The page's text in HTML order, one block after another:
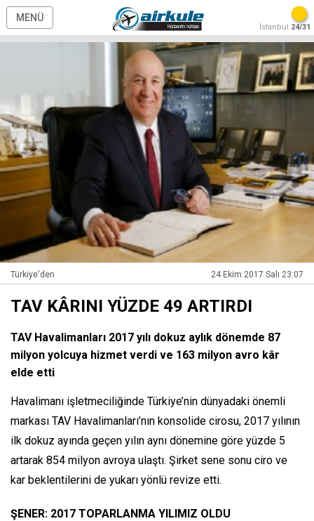
MENÜ
İstanbul 24/31
Türkiye'den 24 Ekim 2017 Salı 23:07
TAV KÂRINI YÜZDE 49 ARTIRDI
TAV Havalimanları 2017 yılı dokuz aylık dönemde 87
milyon yolcuya hizmet verdi ve 163 milyon avro kâr
elde etti
Havalimanı işletmeciliğinde Türkiye’nin dünyadaki önemli
markası TAV Havalimanları’nın konsolide cirosu, 2017 yılının
ilk dokuz ayında geçen yılın aynı dönemine göre yüzde 5
artarak 854 milyon avroya ulaştı. Şirket sene sonu ciro ve
kar beklentilerini de yukarı yönlü revize etti.
ŞENER: 2017 TOPARLANMA YILIMIZ OLDU